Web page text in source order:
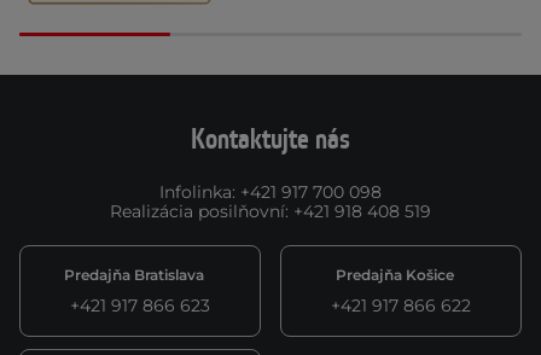
Kontaktujte nás
Infolinka: +421 917 700 098
Realizácia posilňovní: +421 918 408 519
Predajňa Bratislava
+421 917 866 623
Predajňa Košice
+421 917 866 622